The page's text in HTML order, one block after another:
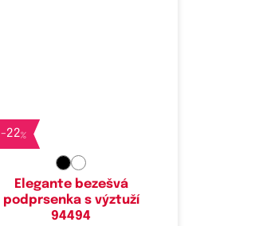
-22%
Elegante bezešvá
podprsenka s výztuží
94494